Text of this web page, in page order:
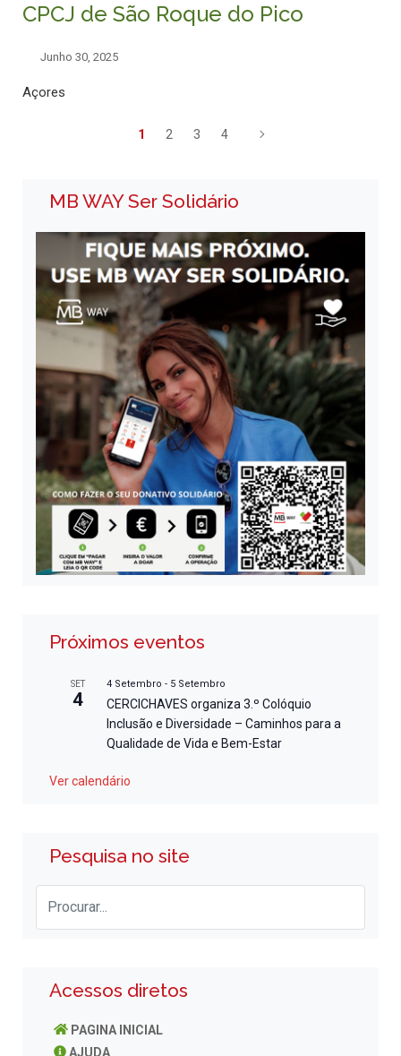
CPCJ de São Roque do Pico
Junho 30, 2025
Açores
1 2 3 4
MB WAY Ser Solidário
Próximos eventos
SET
4
4 Setembro - 5 Setembro
CERCICHAVES organiza 3.º Colóquio
Inclusão e Diversidade – Caminhos para a
Qualidade de Vida e Bem-Estar
Ver calendário
Pesquisa no site
Acessos diretos
PAGINA INICIAL
AJUDA